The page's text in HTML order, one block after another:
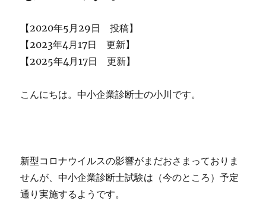
求
人
と
し
た
（2020
【2020年5月29日 投稿】
【2023年4月17日 更新】
【2025年4月17日 更新】
こんにちは。中小企業診断士の小川です。
新型コロナウイルスの影響がまだおさまっておりま
せんが、中小企業診断士試験は（今のところ）予定
通り実施するようです。